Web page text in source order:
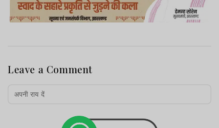
Leave a Comment